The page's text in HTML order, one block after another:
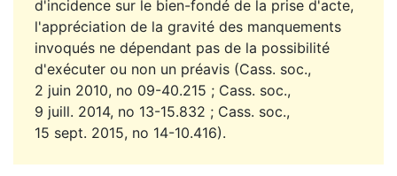
d'incidence sur le bien-fondé de la prise d'acte,
l'appréciation de la gravité des manquements
invoqués ne dépendant pas de la possibilité
d'exécuter ou non un préavis (Cass. soc.,
2 juin 2010, no 09-40.215 ; Cass. soc.,
9 juill. 2014, no 13-15.832 ; Cass. soc.,
15 sept. 2015, no 14-10.416).